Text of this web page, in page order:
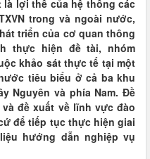
lợi thế của hệ thống các
trong và ngoài nước,
triển của cơ quan thông
thực hiện đề tài, nhóm
khảo sát thực tế tại một
tiêu biểu ở cả ba khu
Nguyên và phía Nam. Đề
đề xuất về lĩnh vực đào
để tiếp tục thực hiện giai
hướng dẫn nghiệp vụ